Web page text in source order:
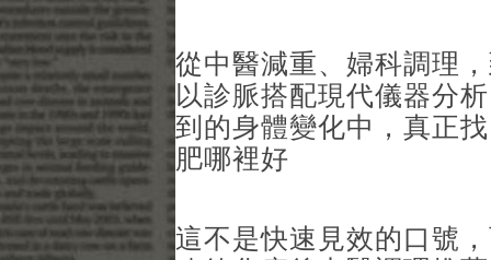
從中醫減重、婦科調理
以診脈搭配現代儀器分
到的身體變化中，真正
肥哪裡好
這不是快速見效的口號